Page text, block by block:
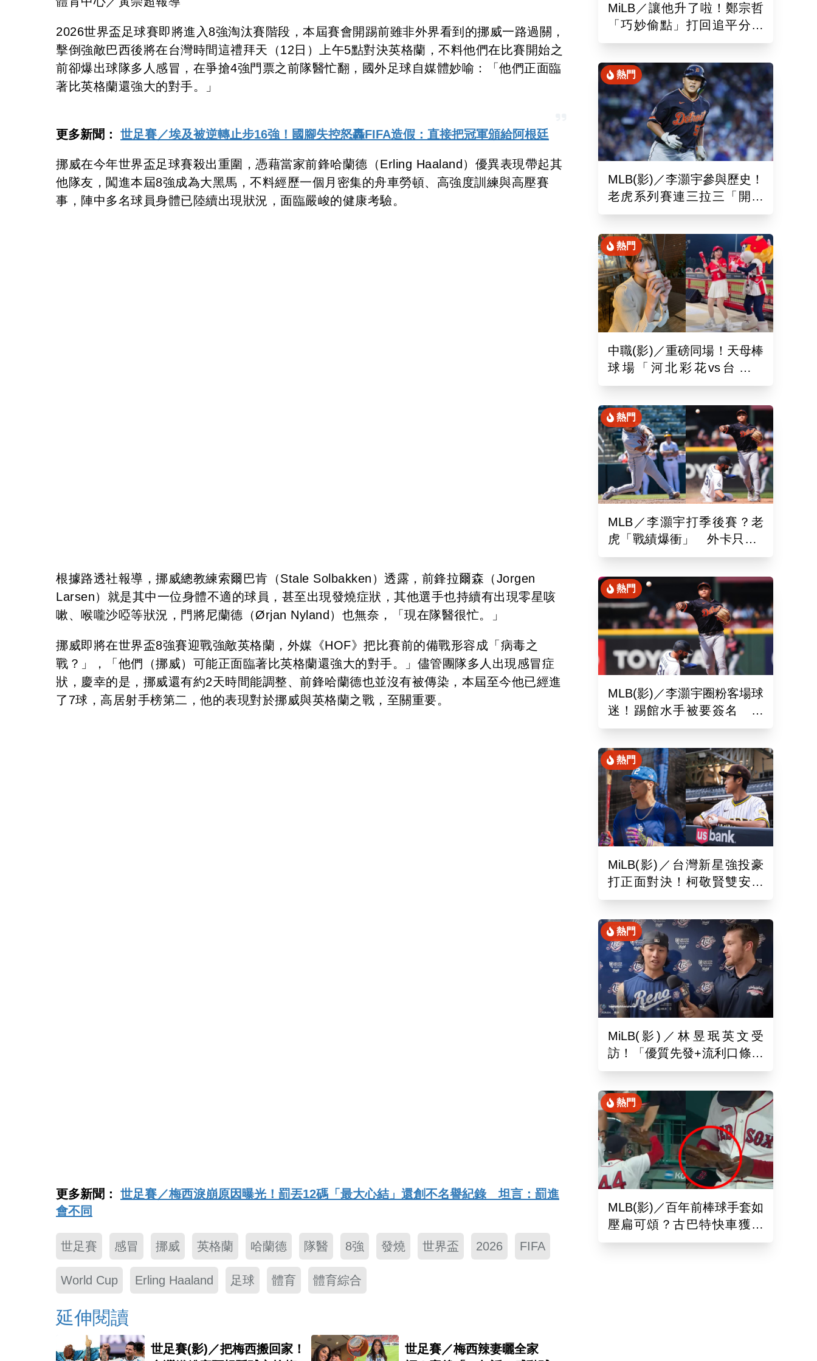
2026世界盃足球賽即將進入8強淘汰賽階段，本屆賽會開踢前雖非外界看到的挪威一路過關，
擊倒強敵巴西後將在台灣時間這禮拜天（12日）上午5點對決英格蘭，不料他們在比賽開始之
前卻爆出球隊多人感冒，在爭搶4強門票之前隊醫忙翻，國外足球自媒體妙喻：「他們正面臨
著比英格蘭還強大的對手。」
更多新聞： 世足賽／埃及被逆轉止步16強！國腳失控怒轟FIFA造假：直接把冠軍頒給阿根廷
挪威在今年世界盃足球賽殺出重圍，憑藉當家前鋒哈蘭德（Erling Haaland）優異表現帶起其
他隊友，闖進本屆8強成為大黑馬，不料經歷一個月密集的舟車勞頓、高強度訓練與高壓賽
事，陣中多名球員身體已陸續出現狀況，面臨嚴峻的健康考驗。
根據路透社報導，挪威總教練索爾巴肯（Stale Solbakken）透露，前鋒拉爾森（Jorgen
Larsen）就是其中一位身體不適的球員，甚至出現發燒症狀，其他選手也持續有出現零星咳
嗽、喉嚨沙啞等狀況，門將尼蘭德（Ørjan Nyland）也無奈，「現在隊醫很忙。」
挪威即將在世界盃8強賽迎戰強敵英格蘭，外媒《HOF》把比賽前的備戰形容成「病毒之
戰？」，「他們（挪威）可能正面臨著比英格蘭還強大的對手。」儘管團隊多人出現感冒症
狀，慶幸的是，挪威還有約2天時間能調整、前鋒哈蘭德也並沒有被傳染，本屆至今他已經進
了7球，高居射手榜第二，他的表現對於挪威與英格蘭之戰，至關重要。
更多新聞： 世足賽／梅西淚崩原因曝光！罰丟12碼「最大心結」還創不名譽紀錄 坦言：罰進
會不同
世足賽 感冒 挪威 英格蘭 哈蘭德 隊醫 8強 發燒 世界盃 2026 FIFA
World Cup Erling Haaland 足球 體育 體育綜合
延伸閱讀
世足賽(影)／把梅西搬回家！
世足賽／梅西辣妻曬全家
MiLB／讓他升了啦！鄭宗哲
「巧妙偷點」打回追平分助
隊以10比4大勝
熱門
MLB(影)／李灝宇參與歷史！
老虎系列賽連三拉三「開對
手魯閣」追平130年偉業
熱門
中職(影)／重磅同場！天母棒
球場「河北彩花vs台北彩
華」網挺：30年前彩華不輸
熱門
MLB／李灝宇打季後賽？老
虎「戰績爆衝」 外卡只差1
場、客場6系列賽連勝
熱門
MLB(影)／李灝宇圈粉客場球
迷！踢館水手被要簽名 當
地狂粉：終於見到你了
熱門
MiLB(影)／台灣新星強投豪
打正面對決！柯敬賢雙安狙
擊蘇嵐鴻
熱門
MiLB(影)／林昱珉英文受
訪！「優質先發+流利口條」
被讚爆 網：有Ray的感覺
熱門
MLB(影)／百年前棒球手套如
壓扁可頌？古巴特快車獲得
「極罕見古董」樂到爆